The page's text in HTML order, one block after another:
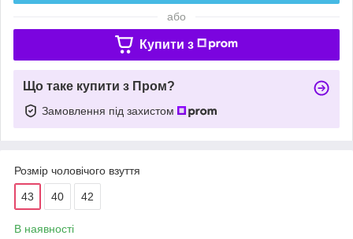
або
Купити з
Що таке купити з Пром?
Замовлення під захистом
Розмір чоловічого взуття
43 40 42
В наявності